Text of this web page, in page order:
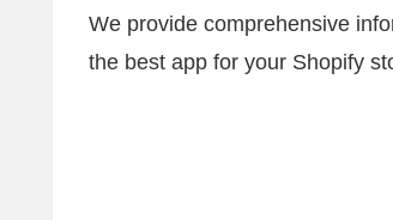
We provide comprehensive
the best app for your Shopify